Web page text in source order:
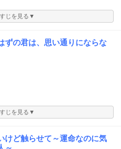
じを見る▼
ずの君は、思い通りにならな
じを見る▼
けど触らせて～運命なのに気